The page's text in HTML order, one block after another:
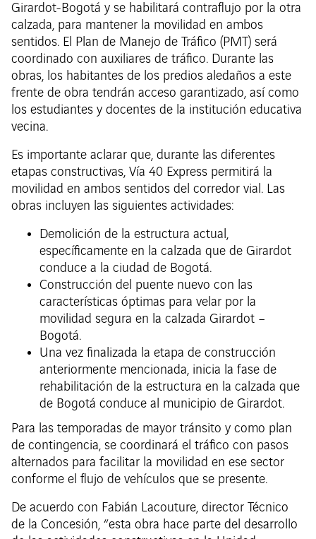
Girardot-Bogotá y se habilitará contraflujo por la otra
calzada, para mantener la movilidad en ambos
sentidos. El Plan de Manejo de Tráfico (PMT) será
coordinado con auxiliares de tráfico. Durante las
obras, los habitantes de los predios aledaños a este
frente de obra tendrán acceso garantizado, así como
los estudiantes y docentes de la institución educativa
vecina.
Es importante aclarar que, durante las diferentes
etapas constructivas, Vía 40 Express permitirá la
movilidad en ambos sentidos del corredor vial. Las
obras incluyen las siguientes actividades:
Demolición de la estructura actual,
específicamente en la calzada que de Girardot
conduce a la ciudad de Bogotá.
Construcción del puente nuevo con las
características óptimas para velar por la
movilidad segura en la calzada Girardot –
Bogotá.
Una vez finalizada la etapa de construcción
anteriormente mencionada, inicia la fase de
rehabilitación de la estructura en la calzada que
de Bogotá conduce al municipio de Girardot.
Para las temporadas de mayor tránsito y como plan
de contingencia, se coordinará el tráfico con pasos
alternados para facilitar la movilidad en ese sector
conforme el flujo de vehículos que se presente.
De acuerdo con Fabián Lacouture, director Técnico
de la Concesión, “esta obra hace parte del desarrollo